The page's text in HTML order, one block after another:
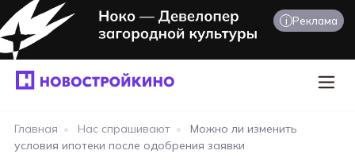
i Реклама
Главная • Нас спрашивают •
Можно ли изменить
условия ипотеки после одобрения заявки